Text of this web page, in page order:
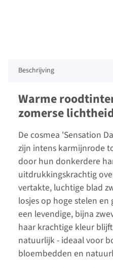
Beschrijving
Warme
zomerse
De cosmea 'Sensation
zijn intens karmijnrode
door hun donkerdere
uitdrukkingskrachtig
vertakte, luchtige blad
losjes op hoge stelen
een levendige, bijna
haar krachtige kleur
natuurlijk - ideaal voor
bloembedden en